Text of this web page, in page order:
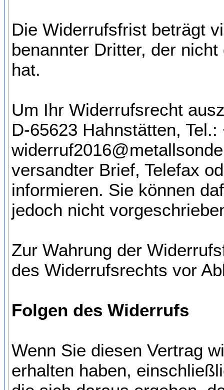
Die Widerrufsfrist beträgt
benannter Dritter, der
hat.
Um Ihr Widerrufsrecht
D-65623 Hahnstätten,
versandter Brief, Telefax
informieren. Sie können
jedoch nicht
Zur Wahrung der
des Widerrufsrechts vor
Folgen des Widerrufs
Wenn Sie diesen Vertrag
erhalten haben,